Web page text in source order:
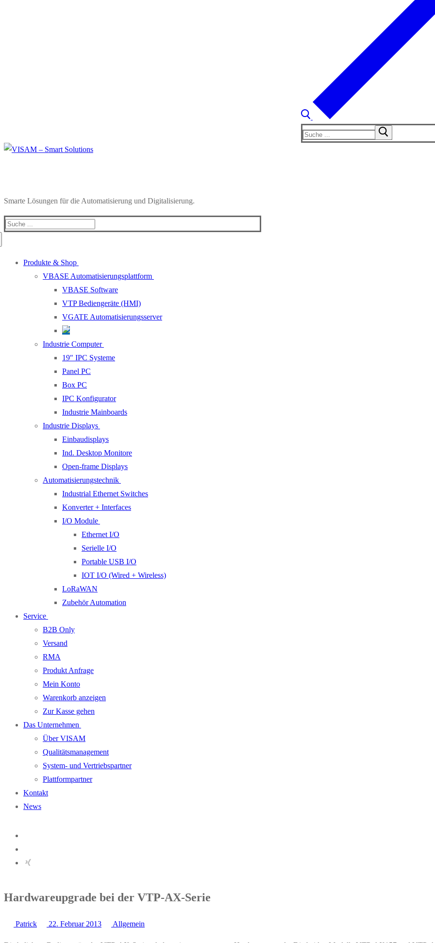
Smarte Lösungen für die Automatisierung und Digitalisierung.
Produkte & Shop
VBASE Automatisierungsplattform
VBASE Software
VTP Bediengeräte (HMI)
VGATE Automatisierungsserver
Industrie Computer
19″ IPC Systeme
Panel PC
Box PC
IPC Konfigurator
Industrie Mainboards
Industrie Displays
Einbaudisplays
Ind. Desktop Monitore
Open-frame Displays
Automatisierungstechnik
Industrial Ethernet Switches
Konverter + Interfaces
I/O Module
Ethernet I/O
Serielle I/O
Portable USB I/O
IOT I/O (Wired + Wireless)
LoRaWAN
Zubehör Automation
Service
B2B Only
Versand
RMA
Produkt Anfrage
Mein Konto
Warenkorb anzeigen
Zur Kasse gehen
Das Unternehmen
Über VISAM
Qualitätsmanagement
System- und Vertriebspartner
Plattformpartner
Kontakt
News
Hardwareupgrade bei der VTP-AX-Serie
Patrick 22. Februar 2013 Allgemein